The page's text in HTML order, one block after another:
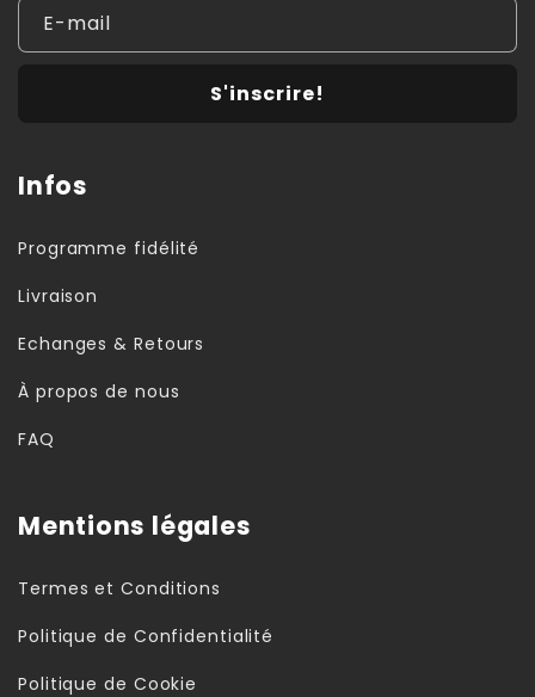
E-mail
S'inscrire!
Infos
Programme fidélité
Livraison
Echanges & Retours
À propos de nous
FAQ
Mentions légales
Termes et Conditions
Politique de Confidentialité
Politique de Cookie